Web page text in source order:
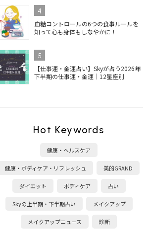
4
血糖コントロールの6つの食事ルールを
知って心も身体もしなやかに！
5
【仕事運・金運占い】Skyが占う2026年
下半期の仕事運・金運｜12星座別
Hot Keywords
健康・ヘルスケア
健康・ボディケア・リフレッシュ 美的GRAND
ダイエット ボディケア 占い
Skyの上半期・下半期占い メイクアップ
メイクアップニュース 診断